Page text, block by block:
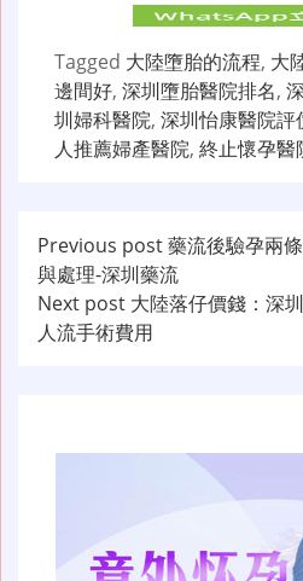
Tagged 大陸墮胎的流程, 大
邊間好, 深圳墮胎醫院排名,
圳婦科醫院, 深圳怡康醫院評
人推薦婦產醫院, 終止懷孕醫
文
章
导
Previous post藥流後驗孕兩
與處理-深圳藥流
Next post 大陸落仔價錢：深
人流手術費用